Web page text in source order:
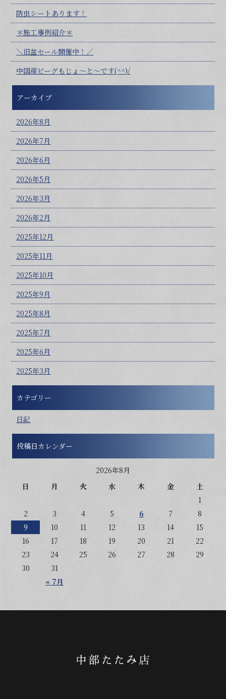
防虫シートあります！
＊施工事例紹介＊
＼旧盆セール開催中！／
中国産ビーグもじょ～と～です(^^)/
アーカイブ
2026年8月
2026年7月
2026年6月
2026年5月
2026年3月
2026年2月
2025年12月
2025年11月
2025年10月
2025年9月
2025年8月
2025年7月
2025年6月
2025年3月
カテゴリー
日記
投稿日カレンダー
2026年8月
日
月 火 水 木 金 土
« 7月
1
2
3 4 5 6 7
8
9
10 11 12 13 14
15
16
17 18 19 20 21
22
23
24 25 26 27 28
29
30
31